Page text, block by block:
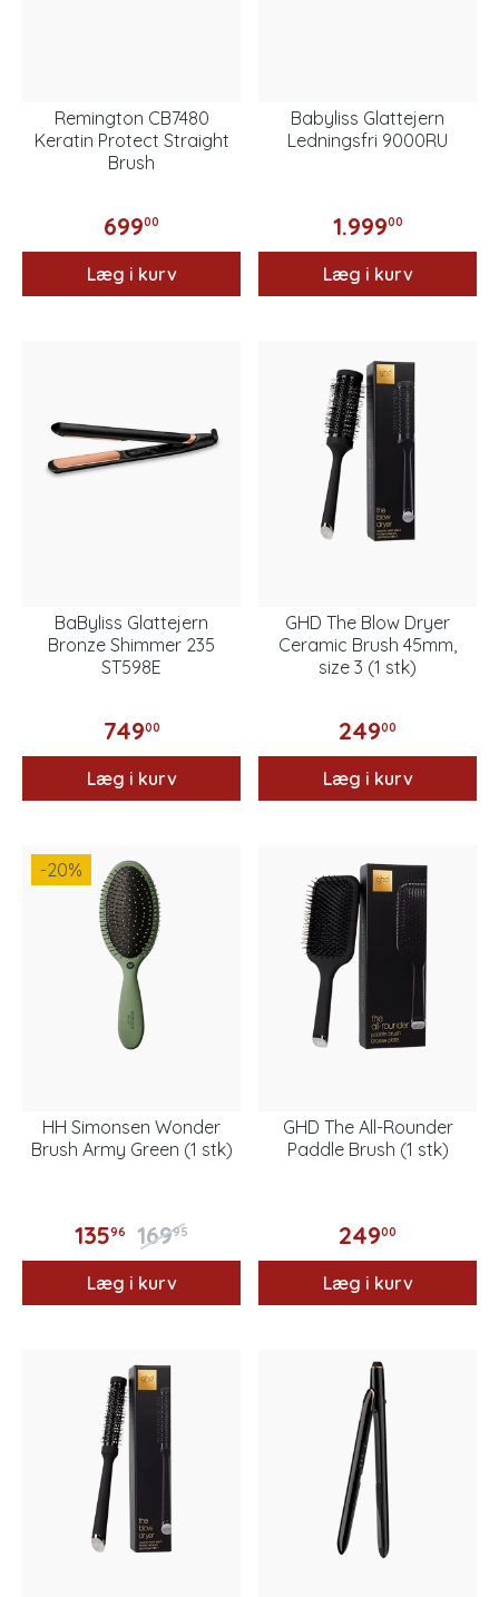
Remington CB7480
Keratin Protect Straight
Brush
69900
Læg i kurv
Babyliss Glattejern
Ledningsfri 9000RU
1.99900
Læg i kurv
BaByliss Glattejern
Bronze Shimmer 235
ST598E
74900
Læg i kurv
GHD The Blow Dryer
Ceramic Brush 45mm,
size 3 (1 stk)
24900
Læg i kurv
-20%
HH Simonsen Wonder
Brush Army Green (1 stk)
13596 16995
Læg i kurv
GHD The All-Rounder
Paddle Brush (1 stk)
24900
Læg i kurv